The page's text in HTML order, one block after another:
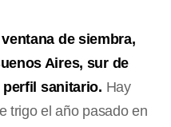
de siembra,
Aires, sur de
perfil sanitario. Hay
trigo el año pasado en